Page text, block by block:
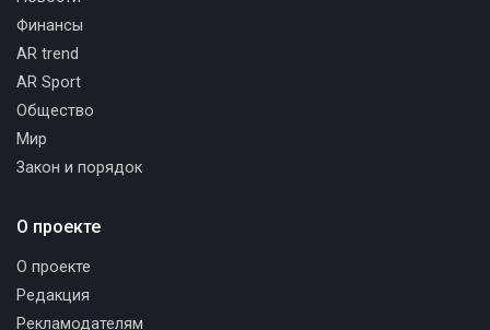
Финансы
AR trend
AR Sport
Общество
Мир
Закон и порядок
О проекте
О проекте
Редакция
Рекламодателям